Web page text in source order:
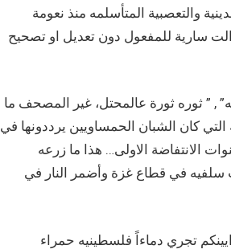
والتعصبية المتأسلمه منذ نعومة
سارية للمفعول دون تعديل او تصحيح
, ” ثوره ثورة عالمحتل، غير المصحف ما
كان الشبان الحمساويين يرددونها في
الانتفاضة الاولى… هذا ما زرعه
سلفيه في قطاع غزة وأضمر النار في
تجري دماءاً فلسطينيه حمراء